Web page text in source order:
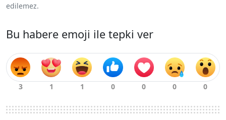
edilemez.
Bu habere emoji ile tepki ver